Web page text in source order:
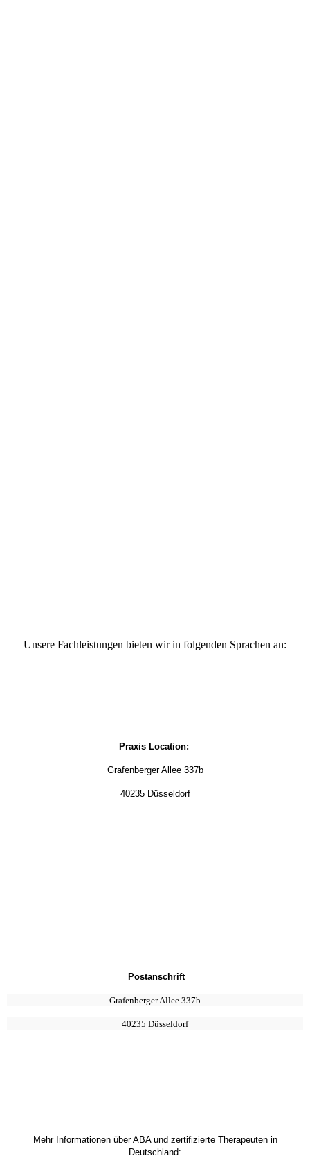
Unsere Fachleistungen bieten wir in folgenden Sprachen an:
Praxis Location:
Grafenberger Allee 337b
40235 Düsseldorf
Postanschrift
Grafenberger Allee 337b
40235 Düsseldorf
Mehr Informationen über ABA und zertifizierte Therapeuten in
Deutschland: